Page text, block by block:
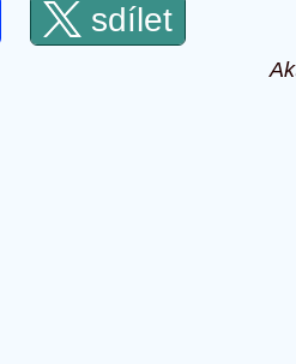
sdílet